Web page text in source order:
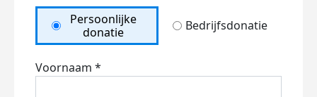
Persoonlijke
donatie
Bedrijfsdonatie
Voornaam *